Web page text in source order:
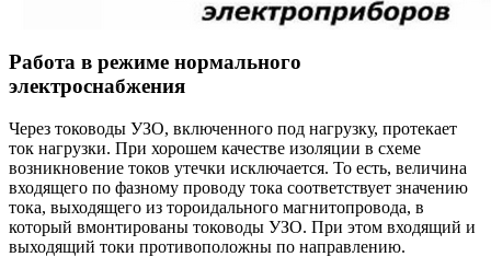
Работа в режиме нормального
электроснабжения
Через тоководы УЗО, включенного под нагрузку, протекает
ток нагрузки. При хорошем качестве изоляции в схеме
возникновение токов утечки исключается. То есть, величина
входящего по фазному проводу тока соответствует значению
тока, выходящего из тороидального магнитопровода, в
который вмонтированы тоководы УЗО. При этом входящий и
выходящий токи противоположны по направлению.